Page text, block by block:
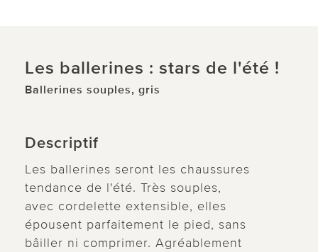
Les ballerines : stars de l'été !
Ballerines souples, gris
Descriptif
Les ballerines seront les chaussures
tendance de l'été. Très souples,
avec cordelette extensible, elles
épousent parfaitement le pied, sans
bâiller ni comprimer. Agréablement